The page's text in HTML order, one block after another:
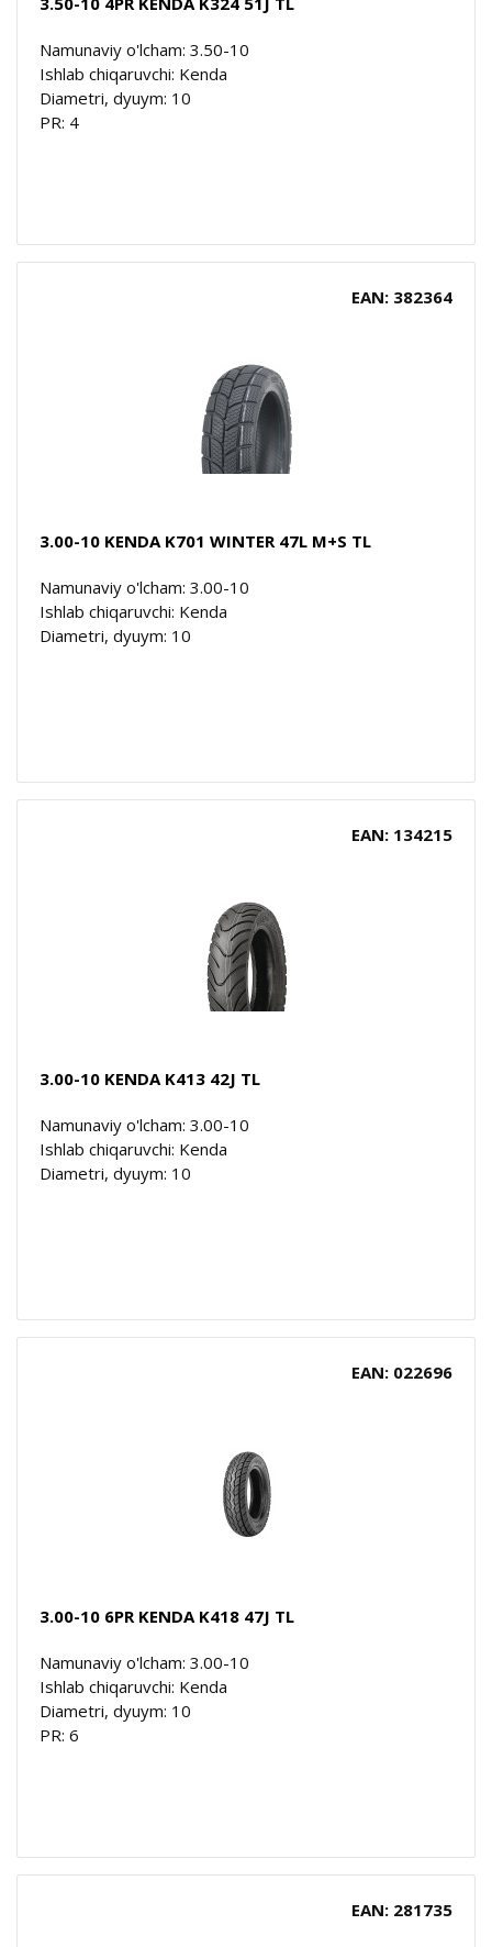
Namunaviy o'lcham: 3.50-10
Ishlab chiqaruvchi: Kenda
Diametri, dyuym: 10
PR: 4
EAN: 382364
3.00-10 KENDA K701 WINTER 47L M+S TL
Namunaviy o'lcham: 3.00-10
Ishlab chiqaruvchi: Kenda
Diametri, dyuym: 10
EAN: 134215
3.00-10 KENDA K413 42J TL
Namunaviy o'lcham: 3.00-10
Ishlab chiqaruvchi: Kenda
Diametri, dyuym: 10
EAN: 022696
3.00-10 6PR KENDA K418 47J TL
Namunaviy o'lcham: 3.00-10
Ishlab chiqaruvchi: Kenda
Diametri, dyuym: 10
PR: 6
EAN: 281735